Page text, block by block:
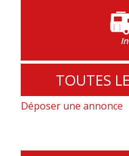
TOUTES
Déposer une annonce